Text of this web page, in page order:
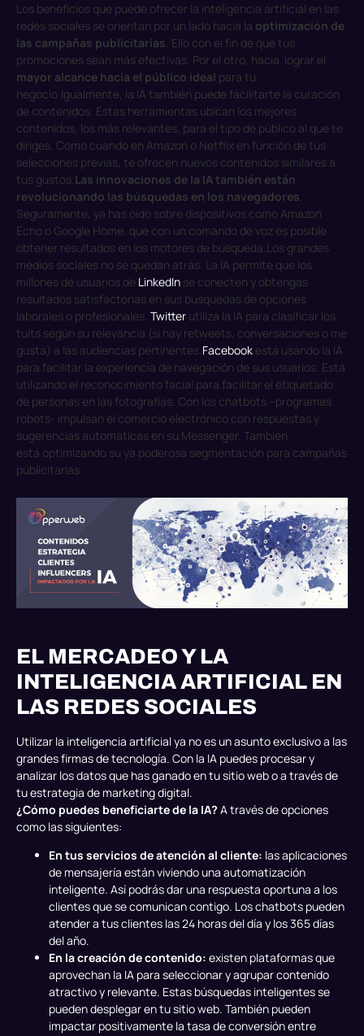
Los beneficios que puede ofrecer la inteligencia artificial en las
redes sociales se orientan por un lado hacia la optimización de
las campañas publicitarias. Ello con el fin de que tus
promociones sean más efectivas. Por el otro, hacia lograr el
mayor alcance hacia el público ideal para tu
negocio.Igualmente, la IA también puede facilitarte la curación
de contenidos. Estas herramientas ubican los mejores
contenidos, los más relevantes, para el tipo de público al que te
diriges. Como cuando en Amazon o Netflix en función de tus
selecciones previas, te ofrecen nuevos contenidos similares a
tus gustos.Las innovaciones de la IA también están
revolucionando las búsquedas en los navegadores.
Seguramente, ya has oído sobre dispositivos como Amazon
Echo o Google Home, que con un comando de voz es posible
obtener resultados en los motores de búsqueda.Los grandes
medios sociales no se quedan atrás. La IA permite que los
millones de usuarios de LinkedIn se conecten y obtengas
resultados satisfactorias en sus búsquedas de opciones
laborales o profesionales. Twitter utiliza la IA para clasificar los
tuits según su relevancia (si hay retweets, conversaciones o me
gusta) a las audiencias pertinentes.Facebook está usando la IA
para facilitar la experiencia de navegación de sus usuarios. Está
utilizando el reconocimiento facial para facilitar el etiquetado
de personas en las fotografías. Con los chatbots –programas
robots- impulsan el comercio electrónico con respuestas y
sugerencias automáticas en su Messenger. También
está optimizando su ya poderosa segmentación para campañas
publicitarias.
EL MERCADEO Y LA
INTELIGENCIA ARTIFICIAL EN
LAS REDES SOCIALES
Utilizar la inteligencia artificial ya no es un asunto exclusivo a las
grandes firmas de tecnología. Con la IA puedes procesar y
analizar los datos que has ganado en tu sitio web o a través de
tu estrategia de marketing digital.
¿Cómo puedes beneficiarte de la IA? A través de opciones
como las siguientes:
En tus servicios de atención al cliente: las aplicaciones
de mensajería están viviendo una automatización
inteligente. Así podrás dar una respuesta oportuna a los
clientes que se comunican contigo. Los chatbots pueden
atender a tus clientes las 24 horas del día y los 365 días
del año.
En la creación de contenido: existen plataformas que
aprovechan la IA para seleccionar y agrupar contenido
atractivo y relevante. Estas búsquedas inteligentes se
pueden desplegar en tu sitio web. También pueden
impactar positivamente la tasa de conversión entre